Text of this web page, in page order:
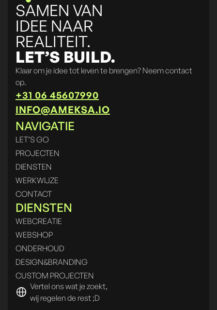
SAMEN VAN
IDEE NAAR
REALITEIT.
LET’S BUILD.
Klaar om je idee tot leven te brengen? Neem contact
op.
+31 06 45607990
INFO@AMEKSA.IO
NAVIGATIE
LET’S GO
PROJECTEN
DIENSTEN
WERKWIJZE
CONTACT
DIENSTEN
WEBCREATIE
WEBSHOP
ONDERHOUD
DESIGN&BRANDING
CUSTOM PROJECTEN
Vertel ons wat je zoekt,
wij regelen de rest ;D